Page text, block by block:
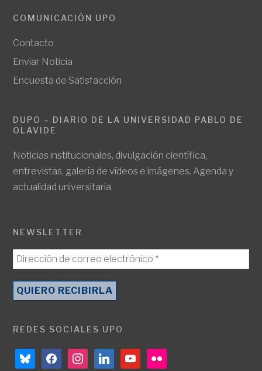
COMUNICACIÓN UPO
Contacto
Enviar Noticia
Encuesta de Satisfacción
DUPO – DIARIO DE LA UNIVERSIDAD PABLO DE
OLAVIDE
Noticias institucionales, divulgación científica,
entrevistas, galería de vídeos e imágenes. Agenda y
actualidad universitaria.
NEWSLETTER
REDES SOCIALES UPO
blueskyfacebookinstagramlinkedinyoutubeflickr